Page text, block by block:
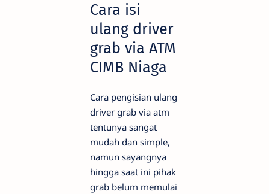
Cara isi
ulang driver
grab via ATM
CIMB Niaga
Cara pengisian ulang
driver grab via atm
tentunya sangat
mudah dan simple,
namun sayangnya
hingga saat ini pihak
grab belum memulai